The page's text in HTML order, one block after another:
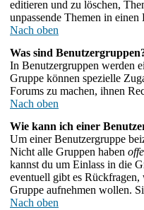
editieren und zu löschen,
unpassende Themen in
Nach oben
Was sind
In Benutzergruppen werden
Gruppe können spezielle
Forums zu machen, ihnen
Nach oben
Wie kann ich einer
Um einer Benutzergruppe
Nicht alle Gruppen haben
kannst du um Einlass in die
eventuell gibt es
Gruppe aufnehmen wollen.
Nach oben